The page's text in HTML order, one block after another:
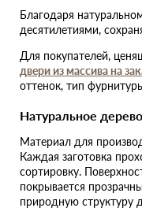
Благодаря
десятилетиями,
Для покупателей,
двери из массива на
оттенок, тип
Натуральное
Материал для
Каждая заготовка
сортировку.
покрывается
природную структуру